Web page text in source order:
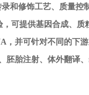
修饰工艺、质量控制
提供基因合成、质
，并可针对不同的下
胚胎注射、体外翻译